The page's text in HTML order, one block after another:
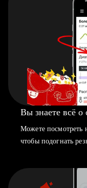
Вы знаете всё о
Можете посмотреть
чтобы подогнать